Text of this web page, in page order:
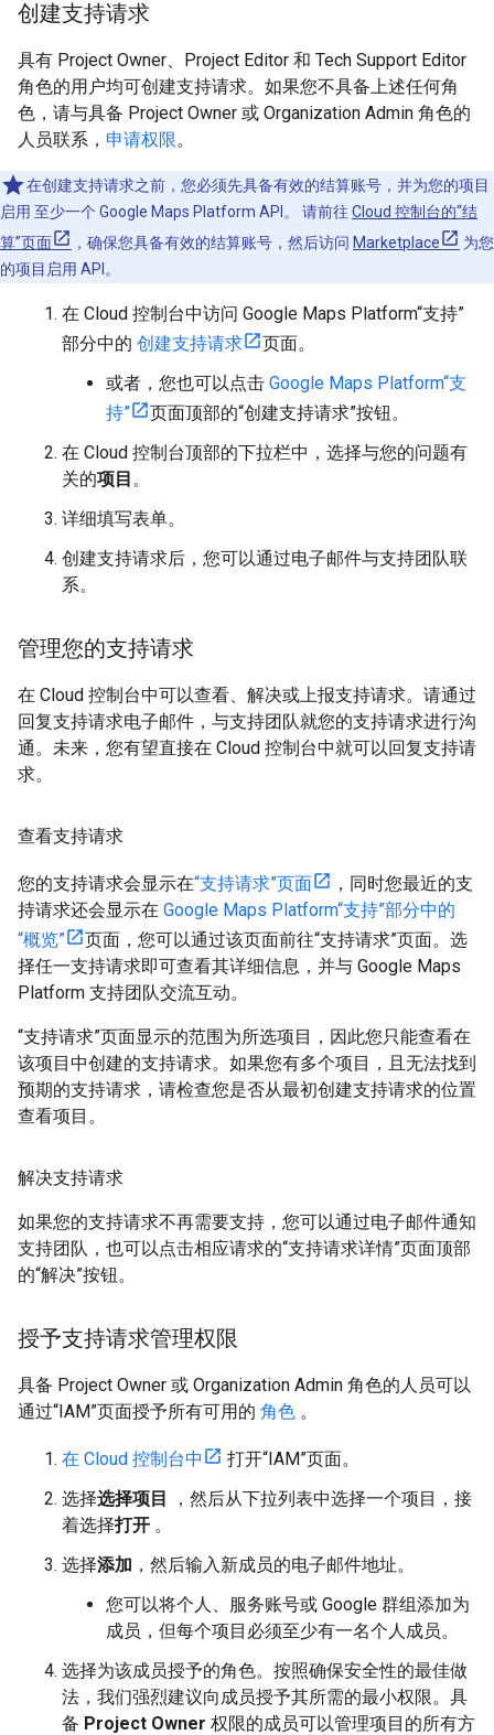
创建支持请求
具有 Project Owner、Project Editor 和 Tech Support Editor
角色的用户均可创建支持请求。如果您不具备上述任何角
色，请与具备 Project Owner 或 Organization Admin 角色的
人员联系， 申请权限。
在创建支持请求之前，您必须先具备有效的结算账号，并为您的项目
启用 至少一个 Google Maps Platform API。 请前往 Cloud 控制台的“结
算”页面
，确保您具备有效的结算账号，然后访问 Marketplace
为您
的项目启用 API。
在 Cloud 控制台中访问 Google Maps Platform“支持”
部分中的 创建支持请求
页面。
或者，您也可以点击 Google Maps Platform“支
持”
页面顶部的“创建支持请求”按钮。
在 Cloud 控制台顶部的下拉栏中，选择与您的问题有
关的项目 。
详细填写表单。
创建支持请求后，您可以通过电子邮件与支持团队联
系。
管理您的支持请求
在 Cloud 控制台中可以查看、解决或上报支持请求。请通过
回复支持请求电子邮件，与支持团队就您的支持请求进行沟
通。未来，您有望直接在 Cloud 控制台中就可以回复支持请
求。
查看支持请求
您的支持请求会显示在“支持请求”页面
，同时您最近的支
持请求还会显示在 Google Maps Platform“支持”部分中的
“概览”
页面，您可以通过该页面前往“支持请求”页面。选
择任一支持请求即可查看其详细信息，并与 Google Maps
Platform 支持团队交流互动。
“支持请求”页面显示的范围为所选项目，因此您只能查看在
该项目中创建的支持请求。如果您有多个项目，且无法找到
预期的支持请求，请检查您是否从最初创建支持请求的位置
查看项目。
解决支持请求
如果您的支持请求不再需要支持，您可以通过电子邮件通知
支持团队，也可以点击相应请求的“支持请求详情”页面顶部
的“解决”按钮。
授予支持请求管理权限
具备 Project Owner 或 Organization Admin 角色的人员可以
通过“IAM”页面授予所有可用的 角色 。
在 Cloud 控制台中
打开“IAM”页面。
选择选择项目
，然后从下拉列表中选择一个项目，接
着选择打开 。
选择添加 ，然后输入新成员的电子邮件地址。
您可以将个人、服务账号或 Google 群组添加为
成员，但每个项目必须至少有一名个人成员。
选择为该成员授予的角色。按照确保安全性的最佳做
法，我们强烈建议向成员授予其所需的最小权限。具
备 Project Owner 权限的成员可以管理项目的所有方